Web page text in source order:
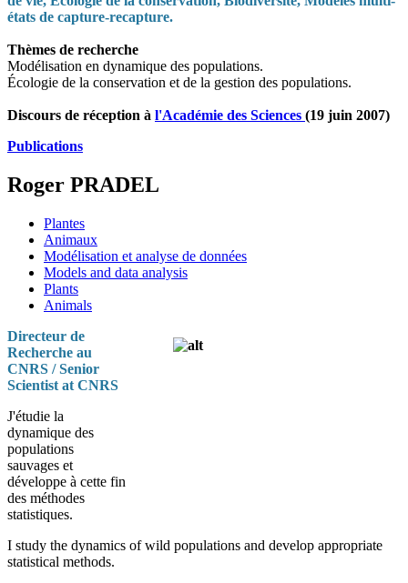
états de capture-recapture.
Thèmes de recherche
Modélisation en dynamique des populations.
Écologie de la conservation et de la gestion des populations.
Discours de réception à l'Académie des Sciences (19 juin 2007)
Publications
Roger PRADEL
Plantes
Animaux
Modélisation et analyse de données
Models and data analysis
Plants
Animals
Directeur de
Recherche au
CNRS / Senior
Scientist at CNRS
J'étudie la
dynamique des
populations
sauvages et
développe à cette fin
des méthodes
statistiques.
I study the dynamics of wild populations and develop appropriate
statistical methods.